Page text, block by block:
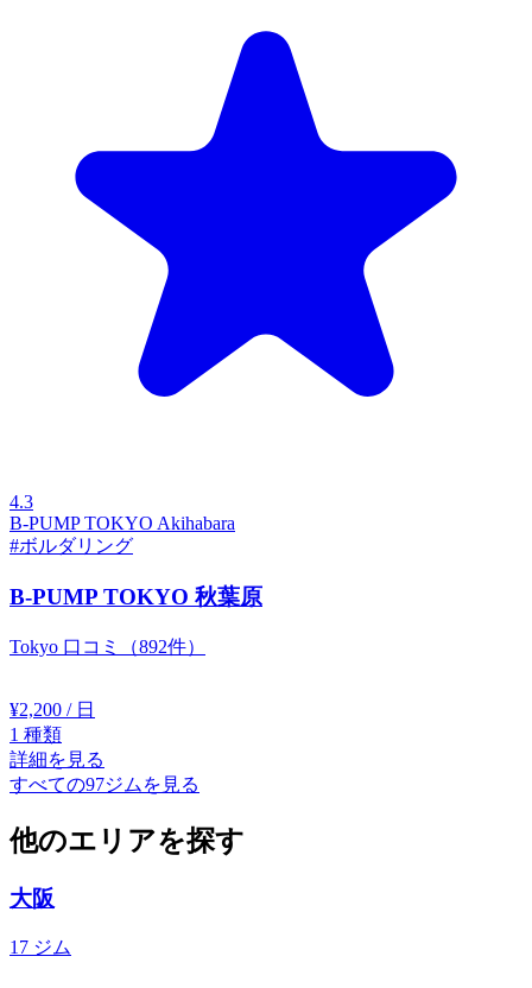
4.3
B-PUMP TOKYO Akihabara
#ボルダリング
B-PUMP TOKYO 秋葉原
Tokyo 口コミ（892件）
¥2,200 / 日
1 種類
詳細を見る
すべての97ジムを見る
他のエリアを探す
大阪
17 ジム